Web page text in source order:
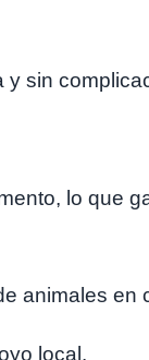
y sin
lo que
animales en
local.